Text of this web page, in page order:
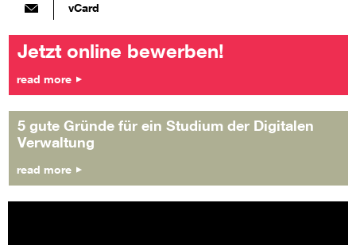
vCard
Jetzt online bewerben!
read more
5 gute Gründe für ein Studium der Digitalen
Verwaltung
read more